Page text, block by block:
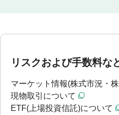
リスクおよび手数料な
マーケット情報(株式市況・
現物取引について
ETF(上場投資信託)について